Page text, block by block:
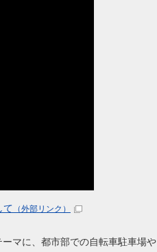
て （外部リンク）
マに、都市部での自転車駐車場や